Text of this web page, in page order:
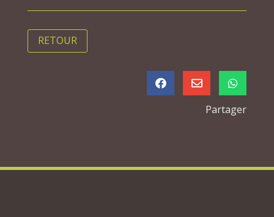
RETOUR
  
Partager